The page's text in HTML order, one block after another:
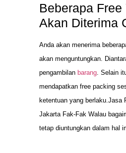
Beberapa Free
Akan Diterima
Anda akan menerima
akan menguntungkan.
pengambilan barang . Selain
mendapatkan free packing
ketentuan yang berlaku.Jasa
Jakarta Fak-Fak Walau
tetap diuntungkan dalam hal